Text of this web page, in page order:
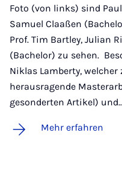
Foto (von links) sind
Samuel Claaßen
Prof. Tim Bartley, Julian
(Bachelor) zu sehen.
Niklas Lamberty,
herausragende
gesonderten Artikel)
Mehr erfahren